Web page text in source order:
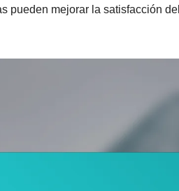
pueden mejorar la satisfacción